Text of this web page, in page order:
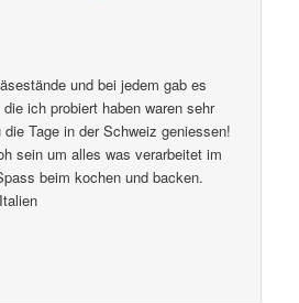
und bei jedem gab es
ich probiert haben waren sehr
Tage in der Schweiz geniessen!
sein um alles was verarbeitet im
beim kochen und backen.